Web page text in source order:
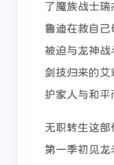
了魔族战士
鲁迪在救自
被迫与龙神
剑技归来的
护家人与和平
无职转生这
第一季初见